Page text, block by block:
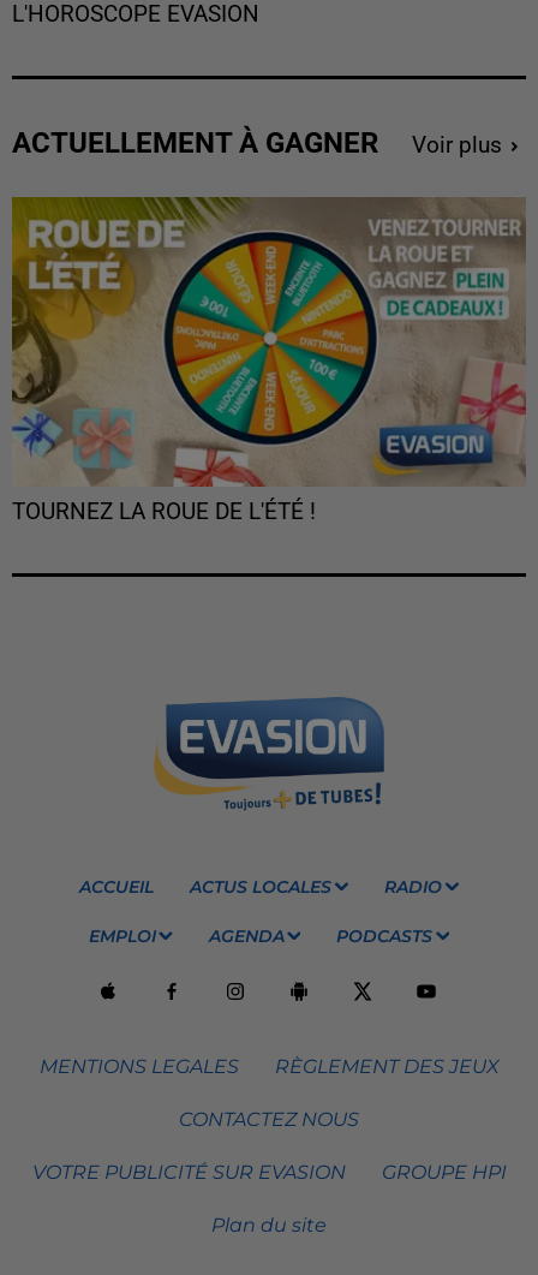
L'HOROSCOPE EVASION
ACTUELLEMENT À GAGNER Voir plus
TOURNEZ LA ROUE DE L'ÉTÉ !
ACCUEIL ACTUS LOCALES RADIO
EMPLOI AGENDA PODCASTS
MENTIONS LEGALES RÈGLEMENT DES JEUX
CONTACTEZ NOUS
VOTRE PUBLICITÉ SUR EVASION GROUPE HPI
Plan du site